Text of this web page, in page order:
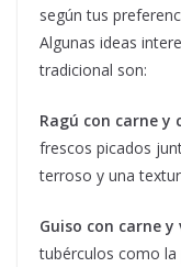
según tus
Algunas ideas
tradicional son:
Ragú con carne y
frescos picados
terroso y una
Guiso con carne
tubérculos como